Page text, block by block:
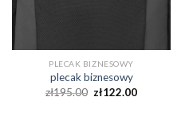
PLECAK BIZNESOWY
plecak biznesowy
zł195.00 zł122.00